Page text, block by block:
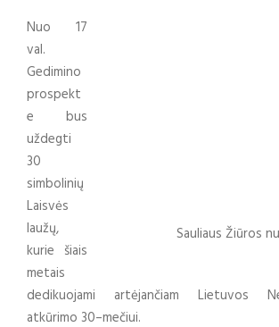
Sauliaus Žiūros
Nuo 17
val.
Gedimino
prospekt
e bus
uždegti
30
simbolinių
Laisvės
laužų,
kurie šiais
metais
dedikuojami artėjančiam Lietuvos
atkūrimo 30–mečiui.